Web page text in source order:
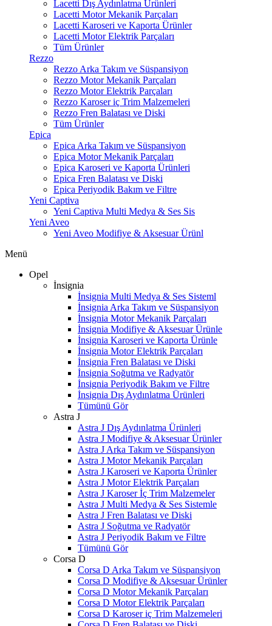
Lacetti Dış Aydınlatma Ürünleri
Lacetti Motor Mekanik Parçaları
Lacetti Karoseri ve Kaporta Ürünler
Lacetti Motor Elektrik Parçaları
Tüm Ürünler
Rezzo
Rezzo Arka Takım ve Süspansiyon
Rezzo Motor Mekanik Parçaları
Rezzo Motor Elektrik Parçaları
Rezzo Karoser iç Trim Malzemeleri
Rezzo Fren Balatası ve Diski
Tüm Ürünler
Epica
Epica Arka Takım ve Süspansiyon
Epica Motor Mekanik Parçaları
Epica Karoseri ve Kaporta Ürünleri
Epica Fren Balatası ve Diski
Epica Periyodik Bakım ve Filtre
Yeni Captiva
Yeni Captiva Multi Medya & Ses Sis
Yeni Aveo
Yeni Aveo Modifiye & Aksesuar Ürünl
Menü
Opel
İnsignia
İnsignia Multi Medya & Ses Sisteml
İnsignia Arka Takım ve Süspansiyon
İnsignia Motor Mekanik Parçaları
İnsignia Modifiye & Aksesuar Ürünle
İnsignia Karoseri ve Kaporta Ürünle
İnsignia Motor Elektrik Parçaları
İnsignia Fren Balatası ve Diski
İnsignia Soğutma ve Radyatör
İnsignia Periyodik Bakım ve Filtre
İnsignia Dış Aydınlatma Ürünleri
Tümünü Gör
Astra J
Astra J Dış Aydınlatma Ürünleri
Astra J Modifiye & Aksesuar Ürünler
Astra J Arka Takım ve Süspansiyon
Astra J Motor Mekanik Parçaları
Astra J Karoseri ve Kaporta Ürünler
Astra J Motor Elektrik Parçaları
Astra J Karoser İç Trim Malzemeler
Astra J Multi Medya & Ses Sistemle
Astra J Fren Balatası ve Diski
Astra J Soğutma ve Radyatör
Astra J Periyodik Bakım ve Filtre
Tümünü Gör
Corsa D
Corsa D Arka Takım ve Süspansiyon
Corsa D Modifiye & Aksesuar Ürünler
Corsa D Motor Mekanik Parçaları
Corsa D Motor Elektrik Parçaları
Corsa D Karoser iç Trim Malzemeleri